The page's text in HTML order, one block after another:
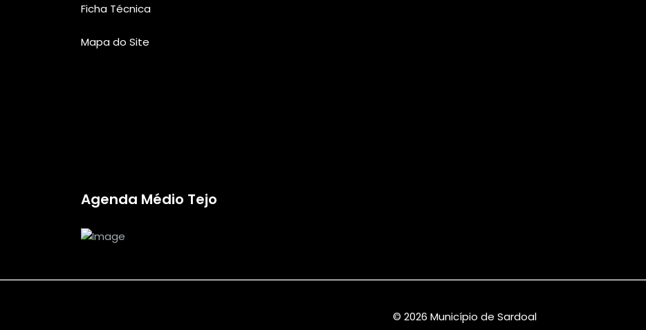
Ficha Técnica
Mapa do Site
Agenda Médio Tejo
© 2026 Município de Sardoal